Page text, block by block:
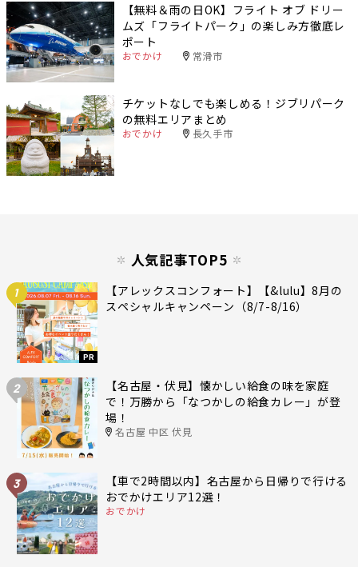
【無料＆雨の日OK】フライト オブ ドリー
ムズ「フライトパーク」の楽しみ方徹底レ
ポート
おでかけ 常滑市
チケットなしでも楽しめる！ジブリパーク
の無料エリアまとめ
おでかけ 長久手市
人気記事TOP5
1
PR
【アレックスコンフォート】【&lulu】8月の
スペシャルキャンペーン（8/7-8/16）
2
【名古屋・伏見】懐かしい給食の味を家庭
で！万勝から「なつかしの給食カレー」が登
場！
名古屋 中区 伏見
3
【車で2時間以内】名古屋から日帰りで行ける
おでかけエリア12選！
おでかけ